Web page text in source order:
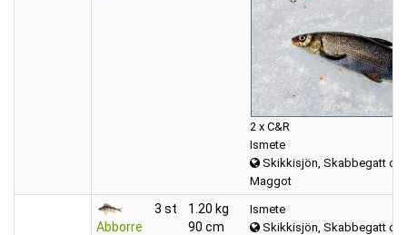
2 x C&R
Ismete
Skikkisjön, Skabbegatt
Maggot
Abborre
3 st
1.20 kg
90 cm
Ismete
Skikkisjön, Skabbegatt